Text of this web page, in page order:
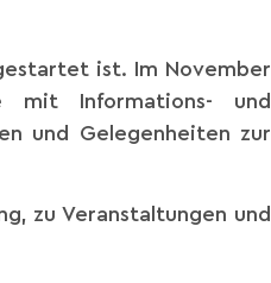
ist. Im November
mit Informations- und
und Gelegenheiten zur
zu Veranstaltungen und